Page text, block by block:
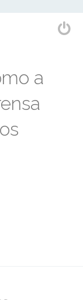
a